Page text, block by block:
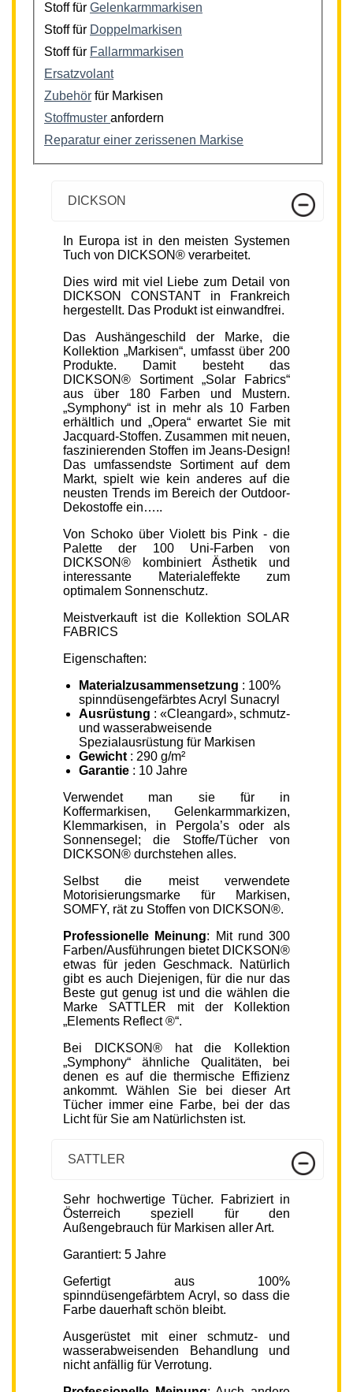
Stoff für Gelenkarmmarkisen
Stoff für Doppelmarkisen
Stoff für Fallarmmarkisen
Ersatzvolant
Zubehör für Markisen
Stoffmuster anfordern
Reparatur einer zerissenen Markise
DICKSON
In Europa ist in den meisten Systemen
Tuch von DICKSON® verarbeitet.
Dies wird mit viel Liebe zum Detail von
DICKSON CONSTANT in Frankreich
hergestellt. Das Produkt ist einwandfrei.
Das Aushängeschild der Marke, die
Kollektion „Markisen“, umfasst über 200
Produkte. Damit besteht das
DICKSON® Sortiment „Solar Fabrics“
aus über 180 Farben und Mustern.
„Symphony“ ist in mehr als 10 Farben
erhältlich und „Opera“ erwartet Sie mit
Jacquard-Stoffen. Zusammen mit neuen,
faszinierenden Stoffen im Jeans-Design!
Das umfassendste Sortiment auf dem
Markt, spielt wie kein anderes auf die
neusten Trends im Bereich der Outdoor-
Dekostoffe ein…..
Von Schoko über Violett bis Pink - die
Palette der 100 Uni-Farben von
DICKSON® kombiniert Ästhetik und
interessante Materialeffekte zum
optimalem Sonnenschutz.
Meistverkauft ist die Kollektion SOLAR
FABRICS
Eigenschaften:
Materialzusammensetzung : 100%
spinndüsengefärbtes Acryl Sunacryl
Ausrüstung : «Cleangard», schmutz-
und wasserabweisende
Spezialausrüstung für Markisen
Gewicht : 290 g/m²
Garantie : 10 Jahre
Verwendet man sie für in
Koffermarkisen, Gelenkarmmarkizen,
Klemmarkisen, in Pergola’s oder als
Sonnensegel; die Stoffe/Tücher von
DICKSON® durchstehen alles.
Selbst die meist verwendete
Motorisierungsmarke für Markisen,
SOMFY, rät zu Stoffen von DICKSON®.
Professionelle Meinung: Mit rund 300
Farben/Ausführungen bietet DICKSON®
etwas für jeden Geschmack. Natürlich
gibt es auch Diejenigen, für die nur das
Beste gut genug ist und die wählen die
Marke SATTLER mit der Kollektion
„Elements Reflect ®“.
Bei DICKSON® hat die Kollektion
„Symphony“ ähnliche Qualitäten, bei
denen es auf die thermische Effizienz
ankommt. Wählen Sie bei dieser Art
Tücher immer eine Farbe, bei der das
Licht für Sie am Natürlichsten ist.
SATTLER
Sehr hochwertige Tücher. Fabriziert in
Österreich speziell für den
Außengebrauch für Markisen aller Art.
Garantiert: 5 Jahre
Gefertigt aus 100%
spinndüsengefärbtem Acryl, so dass die
Farbe dauerhaft schön bleibt.
Ausgerüstet mit einer schmutz- und
wasserabweisenden Behandlung und
nicht anfällig für Verrotung.